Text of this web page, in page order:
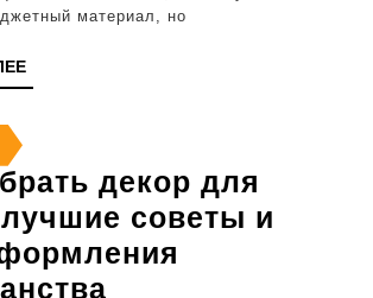
советы
рекомендации
покупки
материал, но
ЧИТАТЬ
ДАЛЕЕ
декор для
советы и